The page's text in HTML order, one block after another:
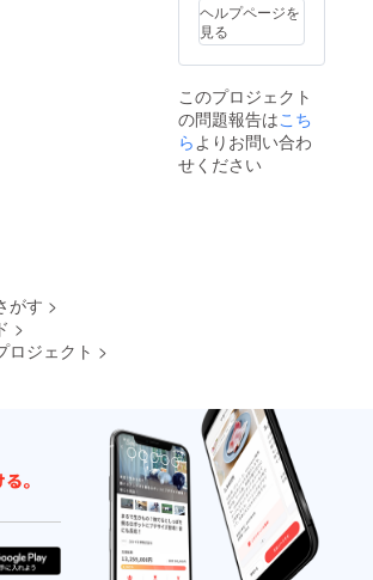
共助による
除雪問題解
決への機運
を高め、地
域に活力を
与えるス
ポーツ雪か
25日、26日
に、第一回
国際スポー
ツ雪かき選
手権 in 小樽
2014を開催
してから、
ヘルプページを
見る
このプロジェクト
の問題報告はこち
らよりお問い合わ
せください
がす >
>
ロジェクト >